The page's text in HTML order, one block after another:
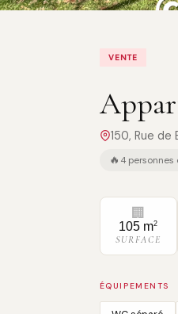
VENTE
150, Rue
🔥 4
🏢
105 m2
SURFACE
ÉQUIPEMENTS